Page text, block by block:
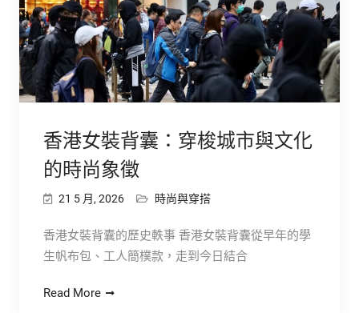
香港女裝背囊：穿梭城市與文化
的時尚象徵
21 5 月, 2026 時尚與穿搭
香港女裝背囊的歷史軼事 香港女裝背囊從早年的學
生帆布包、工人簡樸款，走到今日結合
Read More